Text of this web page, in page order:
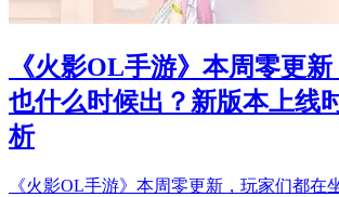
《火影OL手游》本周零更
也什么时候出？新版本上线
析
《火影OL手游》本周零更新，玩家们都在